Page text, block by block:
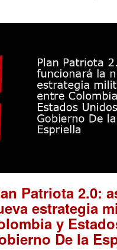
Patriota 2.0:
estrategia
y
De la